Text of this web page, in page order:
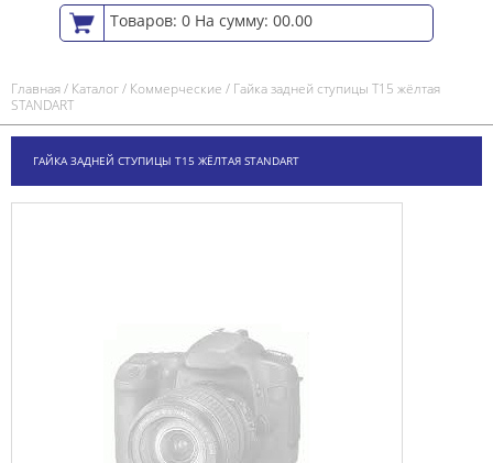
Товаров: 0 На сумму: 00.00
Главная/ Каталог/ Коммерческие / Гайка задней ступицы Т15 жёлтая
STANDART
ГАЙКА ЗАДНЕЙ СТУПИЦЫ Т15 ЖЁЛТАЯ STANDART